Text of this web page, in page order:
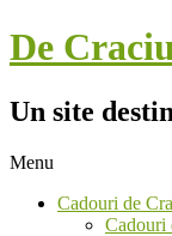
Skip
to
De
Un site
Navigation
Menu
Cadouri de
Cadouri